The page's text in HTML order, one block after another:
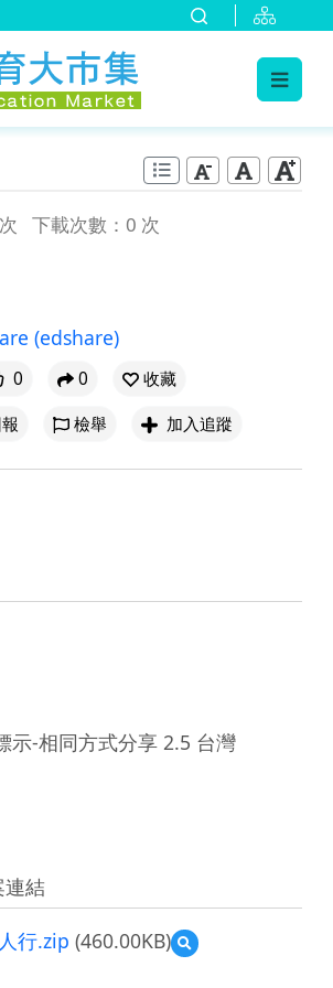
下載次數：0 次
(edshare)
0 0
收藏
檢舉 加入追蹤
示-相同方式分享 2.5 台灣
連結
行.zip (460.00KB)
預
覽